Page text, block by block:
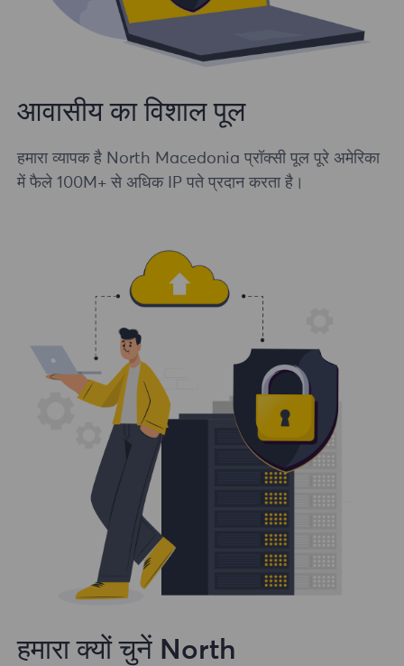
आवासीय का विशाल पूल
हमारा व्यापक है North Macedonia प्रॉक्सी पूल पूरे अमेरिका
में फैले 100M+ से अधिक IP पते प्रदान करता है।
हमारा क्यों चुनें North